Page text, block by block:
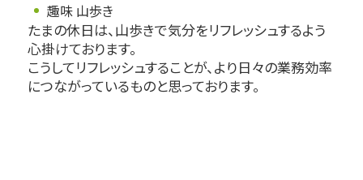
趣味 山歩き
たまの休日は、山歩きで気分をリフレッシュするよう
心掛けております。
こうしてリフレッシュすることが、より日々の業務効率
につながっているものと思っております。